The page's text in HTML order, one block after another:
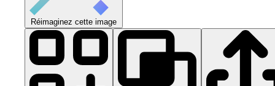
Réimaginez cette image